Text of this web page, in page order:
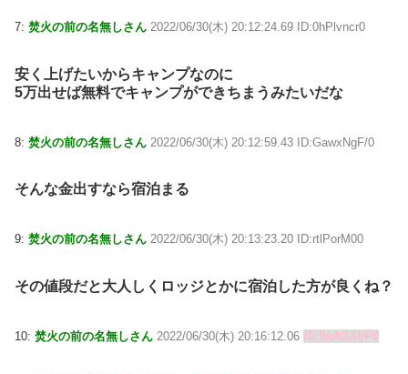
7: 焚火の前の名無しさん 2022/06/30(木) 20:12:24.69 ID:0hPlvncr0
安く上げたいからキャンプなのに
5万出せば無料でキャンプができちまうみたいだな
8: 焚火の前の名無しさん 2022/06/30(木) 20:12:59.43 ID:GawxNgF/0
そんな金出すなら宿泊まる
9: 焚火の前の名無しさん 2022/06/30(木) 20:13:23.20 ID:rtlPorM00
その値段だと大人しくロッジとかに宿泊した方が良くね？
10: 焚火の前の名無しさん 2022/06/30(木) 20:16:12.06 ID:9aAGAljP0